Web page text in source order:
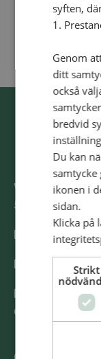
Västra
553 15
E-post:
Fler
Report
syften,
1.
Genom
ditt
också
bredvid
Du kan
ikonen i
sidan.
Klicka på
Strikt